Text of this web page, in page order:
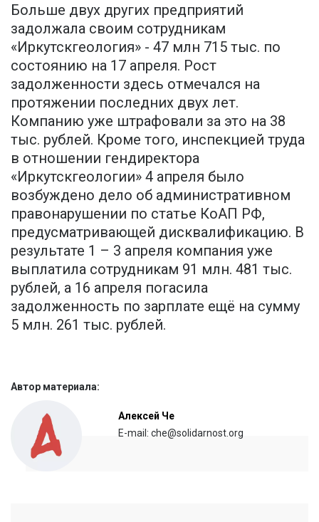
Больше двух других предприятий
задолжала своим сотрудникам
«Иркутскгеология» - 47 млн 715 тыс. по
состоянию на 17 апреля. Рост
задолженности здесь отмечался на
протяжении последних двух лет.
Компанию уже штрафовали за это на 38
тыс. рублей. Кроме того, инспекцией труда
в отношении гендиректора
«Иркутскгеологии» 4 апреля было
возбуждено дело об административном
правонарушении по статье КоАП РФ,
предусматривающей дисквалификацию. В
результате 1 – 3 апреля компания уже
выплатила сотрудникам 91 млн. 481 тыс.
рублей, а 16 апреля погасила
задолженность по зарплате ещё на сумму
5 млн. 261 тыс. рублей.
Автор материала:
Алексей Че
E-mail: che@solidarnost.org